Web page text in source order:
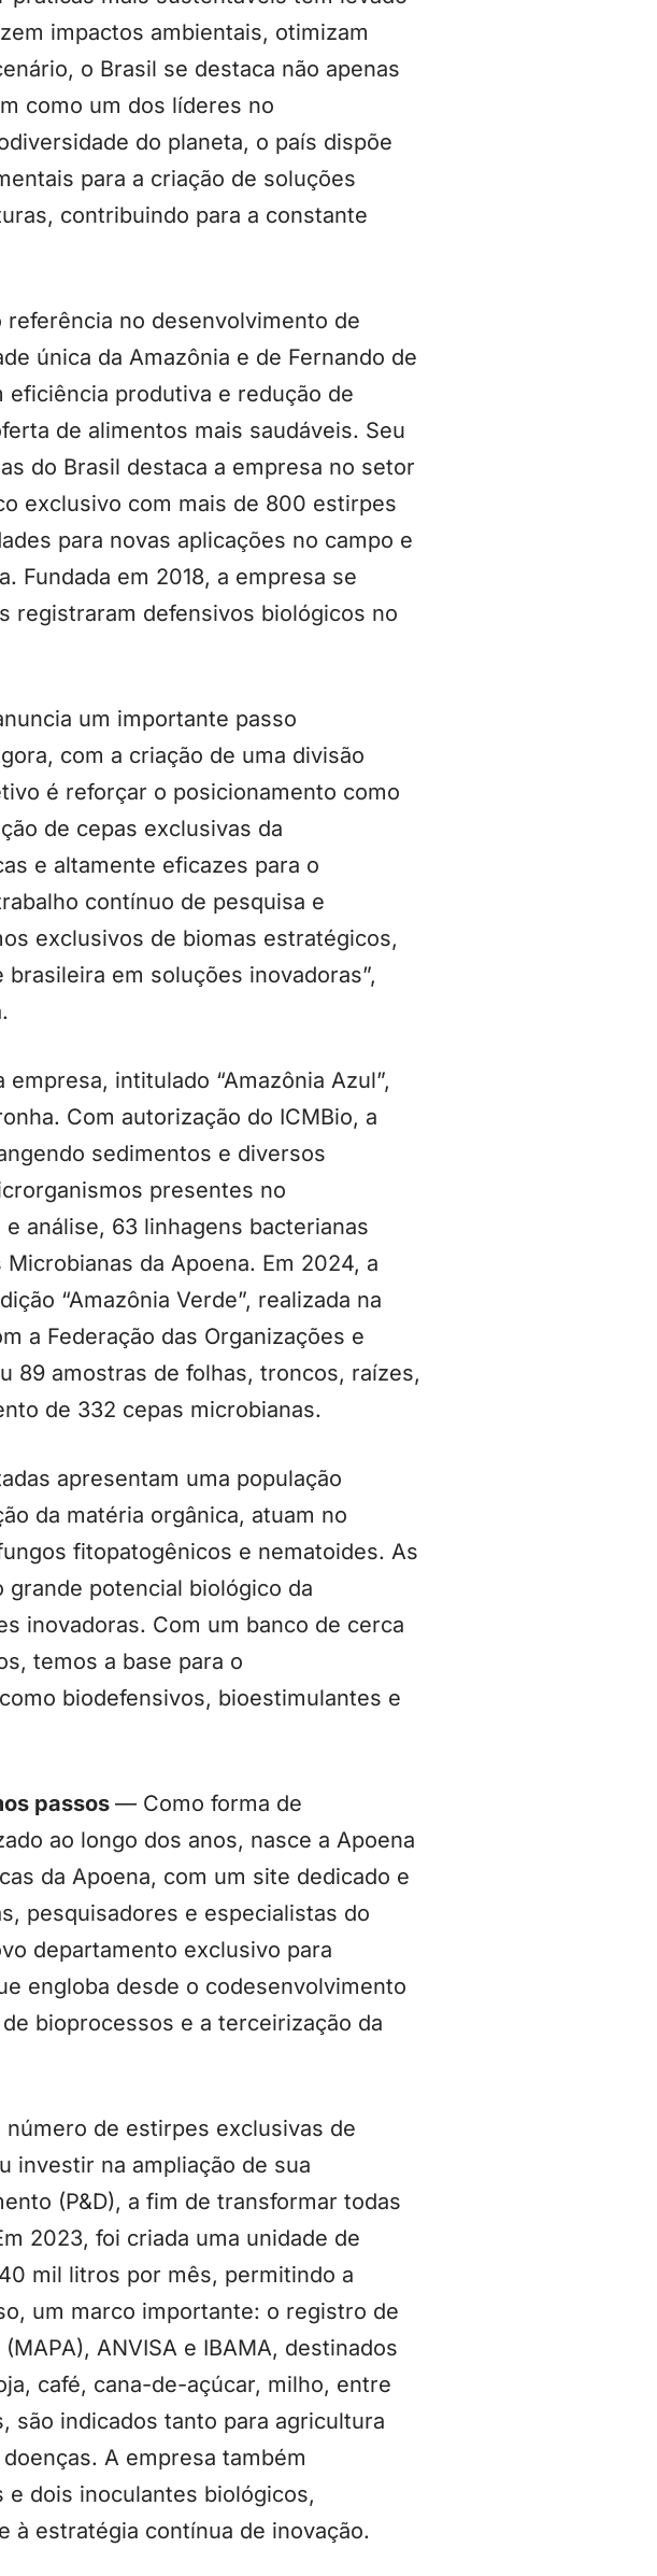
impactos ambientais, otimizam
o Brasil se destaca não apenas
como um dos líderes no
do planeta, o país dispõe
para a criação de soluções
contribuindo para a constante
no desenvolvimento de
única da Amazônia e de Fernando de
produtiva e redução de
de alimentos mais saudáveis. Seu
do Brasil destaca a empresa no setor
exclusivo com mais de 800 estirpes
para novas aplicações no campo e
Fundada em 2018, a empresa se
registraram defensivos biológicos no
um importante passo
com a criação de uma divisão
é reforçar o posicionamento como
de cepas exclusivas da
e altamente eficazes para o
contínuo de pesquisa e
exclusivos de biomas estratégicos,
em soluções inovadoras”,
intitulado “Amazônia Azul”,
Com autorização do ICMBio, a
sedimentos e diversos
presentes no
análise, 63 linhagens bacterianas
da Apoena. Em 2024, a
“Amazônia Verde”, realizada na
a Federação das Organizações e
89 amostras de folhas, troncos, raízes,
de 332 cepas microbianas.
apresentam uma população
da matéria orgânica, atuam no
fitopatogênicos e nematoides. As
potencial biológico da
inovadoras. Com um banco de cerca
temos a base para o
biodefensivos, bioestimulantes e
passos — Como forma de
ao longo dos anos, nasce a Apoena
da Apoena, com um site dedicado e
pesquisadores e especialistas do
departamento exclusivo para
engloba desde o codesenvolvimento
bioprocessos e a terceirização da
de estirpes exclusivas de
investir na ampliação de sua
(P&D), a fim de transformar todas
2023, foi criada uma unidade de
mil litros por mês, permitindo a
um marco importante: o registro de
ANVISA e IBAMA, destinados
café, cana-de-açúcar, milho, entre
são indicados tanto para agricultura
A empresa também
dois inoculantes biológicos,
à estratégia contínua de inovação.